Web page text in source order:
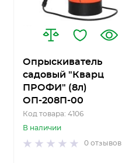
Опрыскиватель
садовый "Кварц
ПРОФИ" (8л)
ОП-208П-00
Код товара: 4106
В наличии
0 отзывов